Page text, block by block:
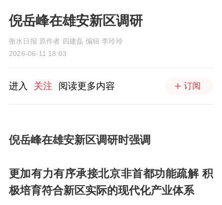
倪岳峰在雄安新区调研
衡水日报 原作者 四建磊 编辑 李玲玲
2026-06-11 18:03
进入 关注 阅读更多内容 订阅
倪岳峰在雄安新区调研时强调
更加有力有序承接北京非首都功能疏解 积
极培育符合新区实际的现代化产业体系